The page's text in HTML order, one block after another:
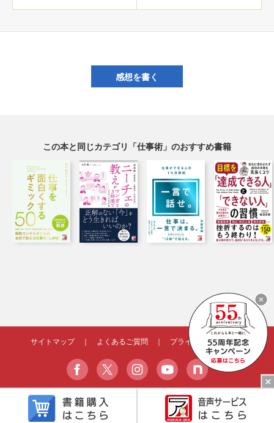
感想を書く
この本と同じカテゴリ「仕事術」のおすすめ書籍
サイトマップ｜ よくあるご質問 プライバシーポリシー